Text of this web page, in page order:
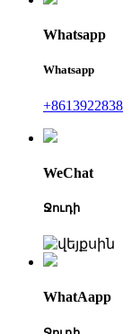
Whatsapp
Whatsapp
WeChat
Ջուդի
WhatAapp